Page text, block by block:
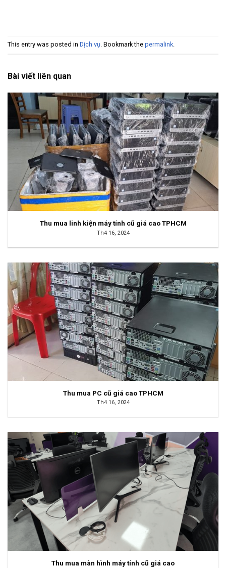
This entry was posted in Dịch vụ. Bookmark the permalink.
Bài viết liên quan
Thu mua linh kiện máy tính cũ giá cao TPHCM
Th4 16, 2024
Thu mua PC cũ giá cao TPHCM
Th4 16, 2024
Thu mua màn hình máy tính cũ giá cao